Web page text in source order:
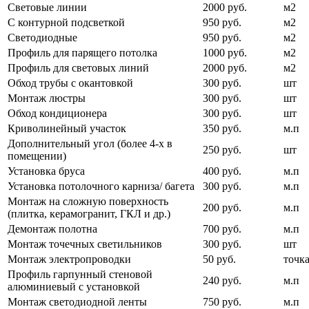
Световые линии
2000 руб.
м2
С контурной подсветкой
950 руб.
м2
Светодиодные
950 руб.
м2
Профиль для парящего потолка
1000 руб.
м2
Профиль для световых линий
2000 руб.
м2
Обход трубы с окантовкой
300 руб.
шт
Монтаж люстры
300 руб.
шт
Обход кондиционера
300 руб.
шт
Криволинейный участок
350 руб.
м.п
Дополнительный угол (более 4-х в
помещении)
250 руб.
шт
Установка бруса
400 руб.
м.п
Установка потолочного карниза/ багета
300 руб.
м.п
Монтаж на сложную поверхность
(плитка, керамогранит, ГКЛ и др.)
200 руб.
м.п
Демонтаж полотна
700 руб.
м.п
Монтаж точечных светильников
300 руб.
шт
Монтаж электропроводки
50 руб.
точка
Профиль гарпунный стеновой
алюминиевый с установкой
240 руб.
м.п
Монтаж светодиодной ленты
750 руб.
м.п